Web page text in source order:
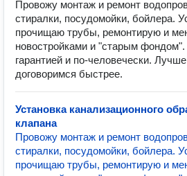
Провожу монтаж и ремонт
стиралки, посудомойки, бойлера.
прочищаю трубы, ремонтирую и
новостройками и "старым
гарантией и по-человечески.
договоримся быстрее.
Установка канализационного
клапана
Провожу монтаж и ремонт
стиралки, посудомойки, бойлера.
прочищаю трубы, ремонтирую и